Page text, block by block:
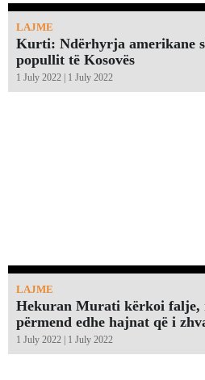
LAJME
Kurti: Ndërhyrja amerikane
popullit të Kosovës
1 July 2022 | 1 July 2022
LAJME
Hekuran Murati kërkoi falje,
përmend edhe hajnat që i
1 July 2022 | 1 July 2022